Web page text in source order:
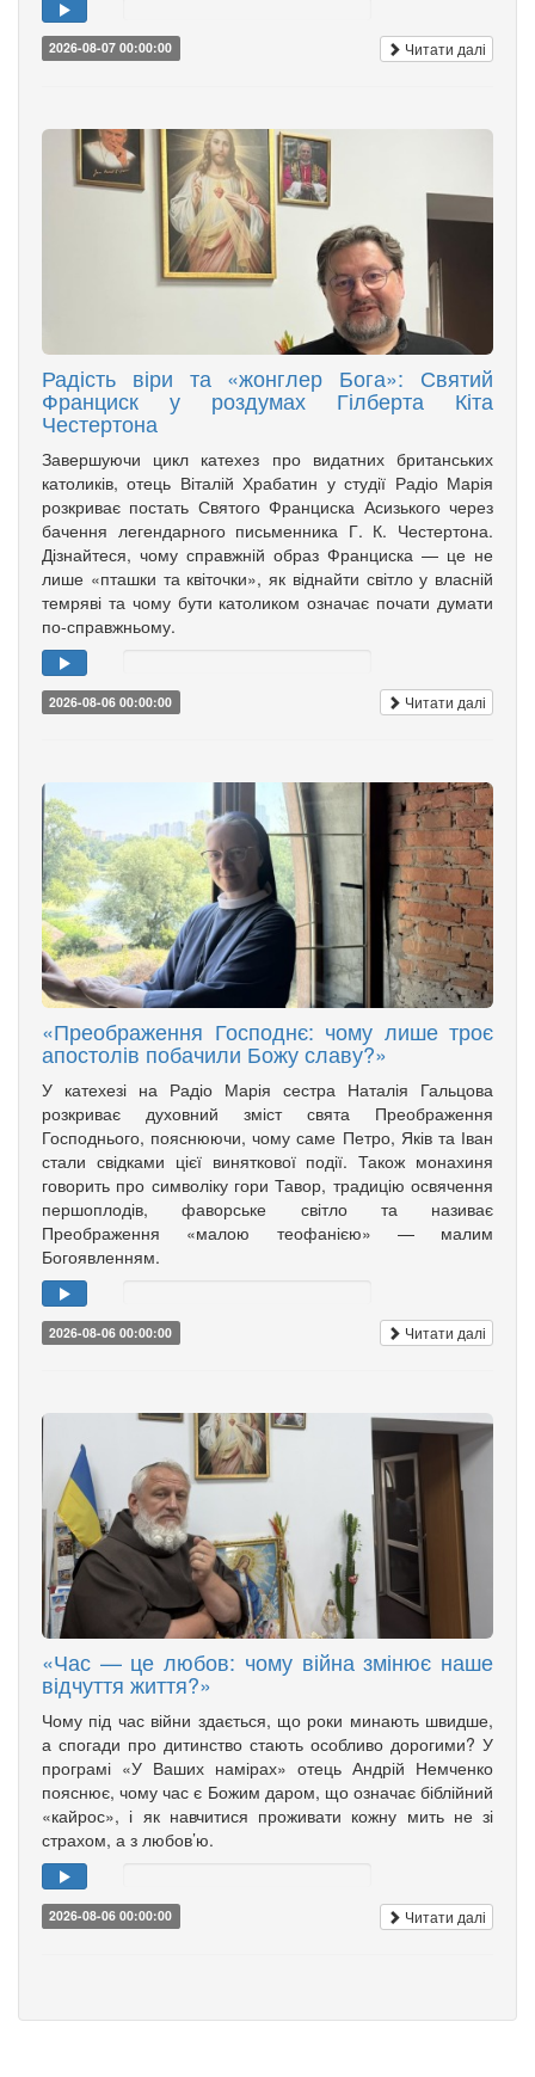
2026-08-07 00:00:00 Читати далі
Радість віри та «жонглер Бога»: Святий
Франциск у роздумах Гілберта Кіта
Честертона
Завершуючи цикл катехез про видатних британських
католиків, отець Віталій Храбатин у студії Радіо Марія
розкриває постать Святого Франциска Асизького через
бачення легендарного письменника Г. К. Честертона.
Дізнайтеся, чому справжній образ Франциска — це не
лише «пташки та квіточки», як віднайти світло у власній
темряві та чому бути католиком означає почати думати
по-справжньому.
2026-08-06 00:00:00 Читати далі
«Преображення Господнє: чому лише троє
апостолів побачили Божу славу?»
У катехезі на Радіо Марія сестра Наталія Гальцова
розкриває духовний зміст свята Преображення
Господнього, пояснюючи, чому саме Петро, Яків та Іван
стали свідками цієї виняткової події. Також монахиня
говорить про символіку гори Тавор, традицію освячення
першоплодів, фаворське світло та називає
Преображення «малою теофанією» — малим
Богоявленням.
2026-08-06 00:00:00 Читати далі
«Час — це любов: чому війна змінює наше
відчуття життя?»
Чому під час війни здається, що роки минають швидше,
а спогади про дитинство стають особливо дорогими? У
програмі «У Ваших намірах» отець Андрій Немченко
пояснює, чому час є Божим даром, що означає біблійний
«кайрос», і як навчитися проживати кожну мить не зі
страхом, а з любов’ю.
2026-08-06 00:00:00 Читати далі